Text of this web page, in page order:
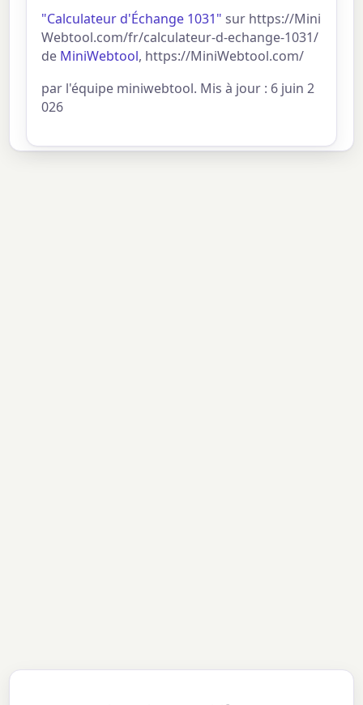
"Calculateur d'Échange 1031" sur https://Mini
Webtool.com/fr/calculateur-d-echange-1031/
de MiniWebtool, https://MiniWebtool.com/
par l'équipe miniwebtool. Mis à jour : 6 juin 2
026